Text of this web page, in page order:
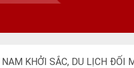
KHỞI SẮC, DU LỊCH ĐỐI